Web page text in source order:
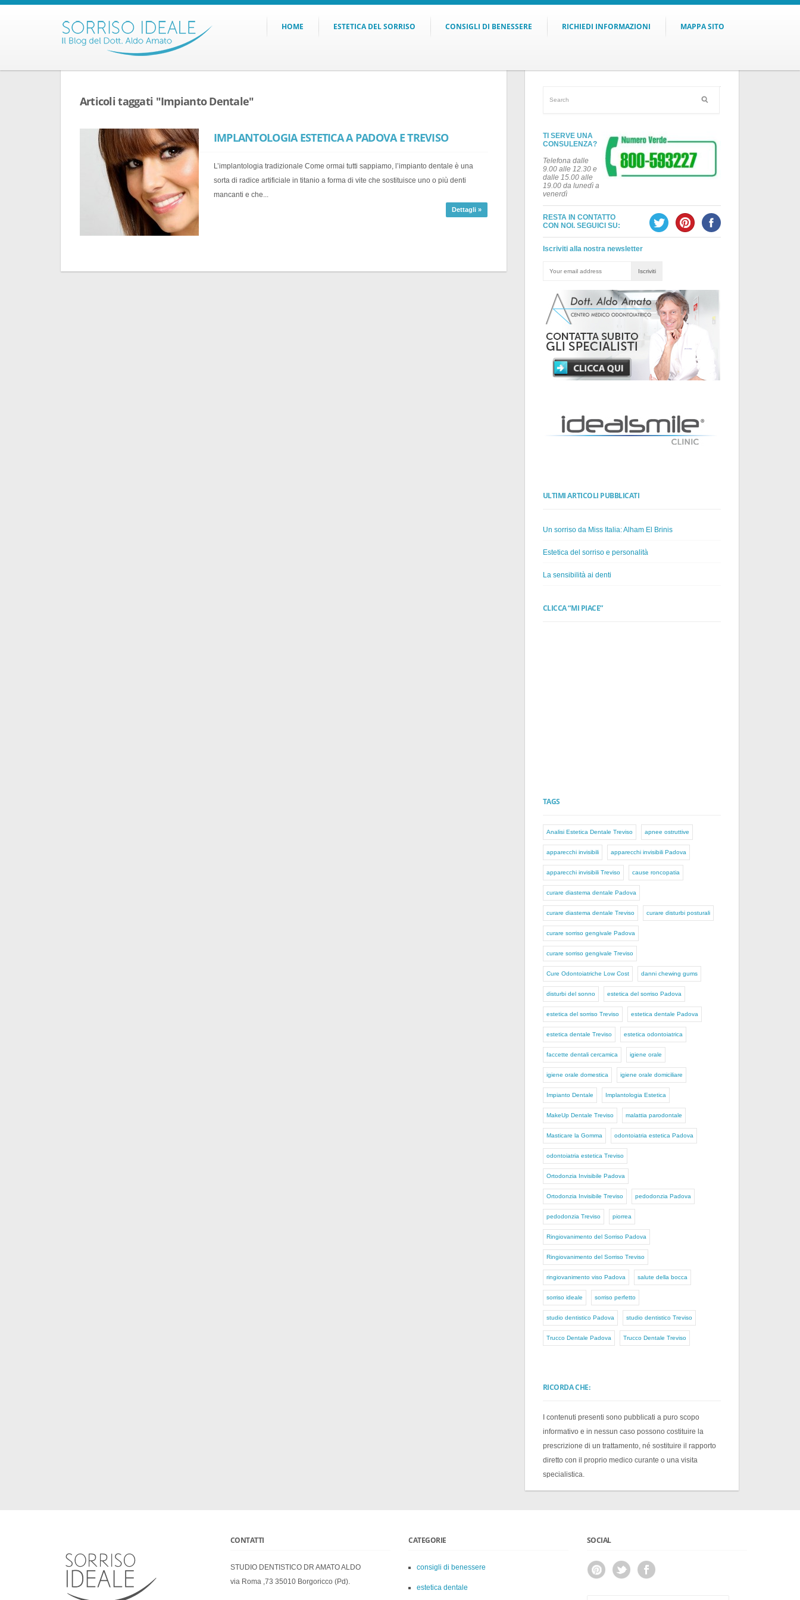
HOME ESTETICA DEL SORRISO CONSIGLI DI BENESSERE RICHIEDI INFORMAZIONI MAPPA SITO
Articoli taggati "Impianto Dentale"
IMPLANTOLOGIA ESTETICA A PADOVA E TREVISO
L’implantologia tradizionale Come ormai tutti sappiamo, l’impianto dentale è una
sorta di radice artificiale in titanio a forma di vite che sostituisce uno o più denti
mancanti e che...
Dettagli »
TI SERVE UNA
CONSULENZA?
Telefona dalle
9.00 alle 12.30 e
dalle 15.00 alle
19.00 da lunedì a
venerdì
RESTA IN CONTATTO
CON NOI. SEGUICI SU:
Iscriviti alla nostra newsletter
ULTIMI ARTICOLI PUBBLICATI
Un sorriso da Miss Italia: Alham El Brinis
Estetica del sorriso e personalità
La sensibilità ai denti
CLICCA “MI PIACE”
TAGS
Analisi Estetica Dentale Treviso apnee ostruttive
apparecchi invisibili apparecchi invisibili Padova
apparecchi invisibili Treviso cause roncopatia
curare diastema dentale Padova
curare diastema dentale Treviso curare disturbi posturali
curare sorriso gengivale Padova
curare sorriso gengivale Treviso
Cure Odontoiatriche Low Cost danni chewing gums
disturbi del sonno estetica del sorriso Padova
estetica del sorriso Treviso estetica dentale Padova
estetica dentale Treviso estetica odontoiatrica
faccette dentali cercamica igiene orale
igiene orale domestica igiene orale domiciliare
Impianto Dentale Implantologia Estetica
MakeUp Dentale Treviso malattia parodontale
Masticare la Gomma odontoiatria estetica Padova
odontoiatria estetica Treviso
Ortodonzia Invisibile Padova
Ortodonzia Invisibile Treviso pedodonzia Padova
pedodonzia Treviso piorrea
Ringiovanimento del Sorriso Padova
Ringiovanimento del Sorriso Treviso
ringiovanimento viso Padova salute della bocca
sorriso ideale sorriso perfetto
studio dentistico Padova studio dentistico Treviso
Trucco Dentale Padova Trucco Dentale Treviso
RICORDA CHE:
I contenuti presenti sono pubblicati a puro scopo
informativo e in nessun caso possono costituire la
prescrizione di un trattamento, né sostituire il rapporto
diretto con il proprio medico curante o una visita
specialistica.
CONTATTI
STUDIO DENTISTICO DR AMATO ALDO
via Roma ,73 35010 Borgoricco (Pd).
CATEGORIE
consigli di benessere
estetica dentale
SOCIAL